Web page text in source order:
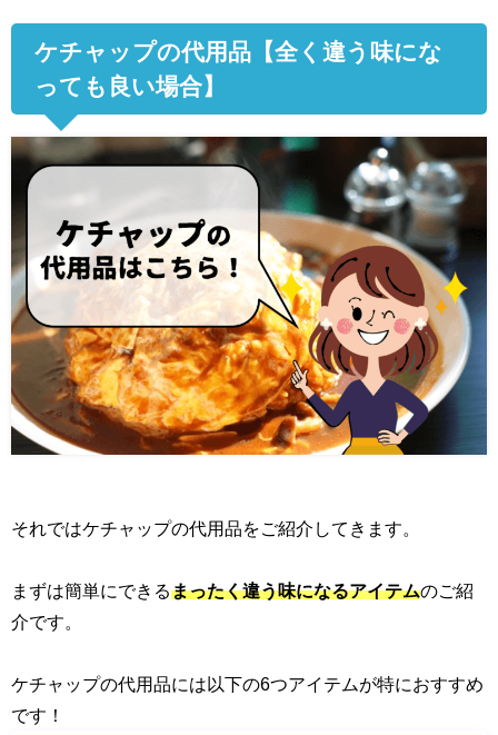
ケチャップの代用品【全く違う味にな
っても良い場合】
それではケチャップの代用品をご紹介してきます。
まずは簡単にできるまったく違う味になるアイテムのご紹
介です。
ケチャップの代用品には以下の6つアイテムが特におすすめ
です！